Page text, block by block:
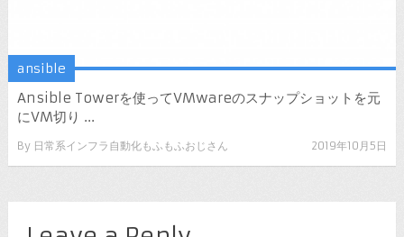
ansible
Ansible Towerを使ってVMwareのスナップショットを元
にVM切り ...
By 日常系インフラ自動化もふもふおじさん 2019年10月5日